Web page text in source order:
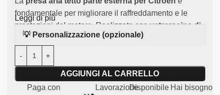
fondamentale per migliorare il raffreddamento e le
prestazioni del motore. Realizzata con vetroresina di
alta qualità, questo componente è specificamente
Monta su Citroen C2, Citroen C2 R2 MAX, Citroen C2
S1600
Leggi di più
💡 Personalizzazione (opzionale)
AGGIUNGI AL CARRELLO
Paga con
LavorazioneDisponibile Hai bisogno